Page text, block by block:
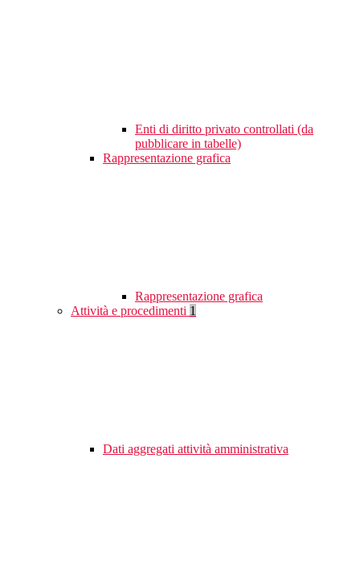
Enti di diritto privato controllati (da
pubblicare in tabelle)
Rappresentazione grafica
Rappresentazione grafica
Attività e procedimenti 1
Dati aggregati attività amministrativa